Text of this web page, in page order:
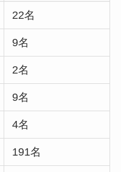
22名
9名
2名
9名
4名
191名